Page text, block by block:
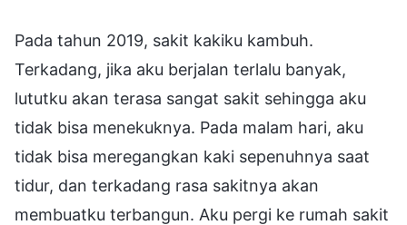
Pada tahun 2019, sakit kakiku kambuh.
Terkadang, jika aku berjalan terlalu banyak,
lututku akan terasa sangat sakit sehingga aku
tidak bisa menekuknya. Pada malam hari, aku
tidak bisa meregangkan kaki sepenuhnya saat
tidur, dan terkadang rasa sakitnya akan
membuatku terbangun. Aku pergi ke rumah sakit